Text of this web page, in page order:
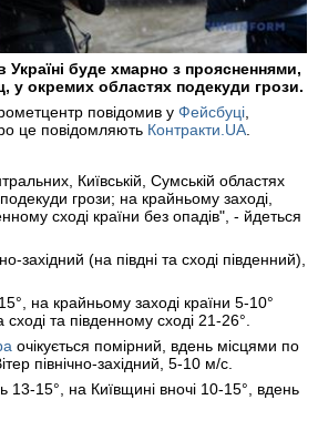
Україні буде хмарно з проясненнями,
у окремих областях подекуди грози.
повідомив у Фейсбуці,
це повідомляють Контракти.UA.
Київській, Сумській областях
грози; на крайньому заході,
сході країни без опадів", - йдеться
західний (на півдні та сході південний),
на крайньому заході країни 5-10°
та південному сході 21-26°.
очікується помірний, вдень місцями по
північно-західний, 5-10 м/с.
13-15°, на Київщині вночі 10-15°, вдень